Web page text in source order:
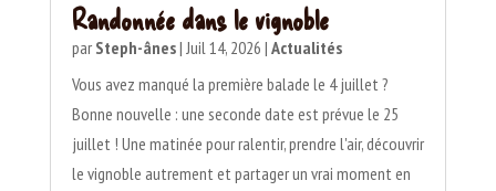
Randonnée dans le vignoble
par Steph-ânes| Juil 14, 2026 | Actualités
Vous avez manqué la première balade le 4 juillet ?
Bonne nouvelle : une seconde date est prévue le 25
juillet ! Une matinée pour ralentir, prendre l'air, découvrir
le vignoble autrement et partager un vrai moment en